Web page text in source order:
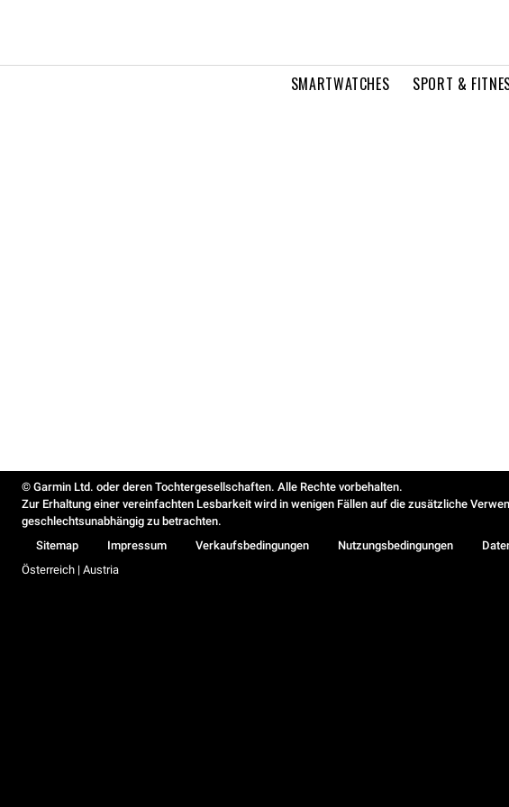
SMARTWATCHES SPORT &
© Garmin Ltd. oder deren Tochtergesellschaften. Alle Rechte vorbehalten.
Zur Erhaltung einer vereinfachten Lesbarkeit wird in wenigen Fällen auf die zusätzliche
geschlechtsunabhängig zu betrachten.
Sitemap
Impressum Verkaufsbedingungen Nutzungsbedingungen
Österreich | Austria